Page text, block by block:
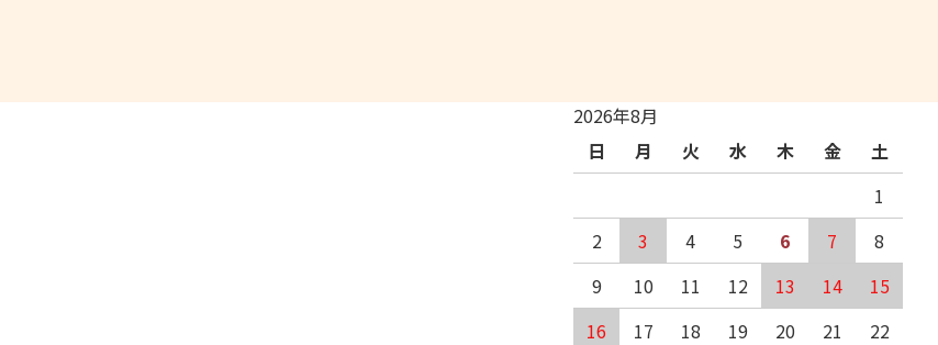
2026年8月
日
月 火 水 木 金
土
1
2
3 4 5 6 7
8
9
10 11 12 13 14
15
16
17 18 19 20 21
22